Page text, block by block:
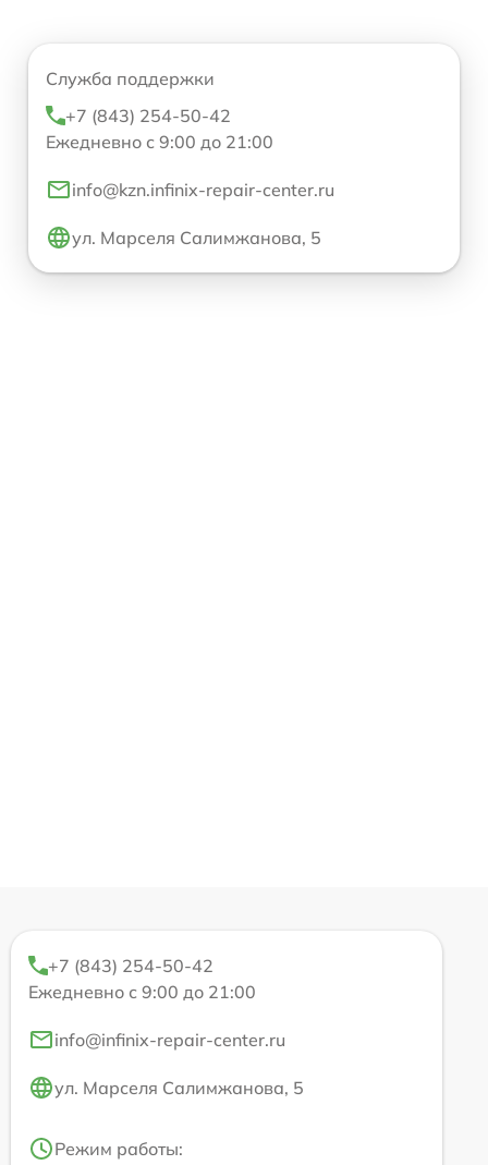
Служба поддержки
+7 (843) 254-50-42
Ежедневно с 9:00 до 21:00
info@kzn.infinix-repair-center.ru
ул. Марселя Салимжанова, 5
+7 (843) 254-50-42
Ежедневно с 9:00 до 21:00
info@infinix-repair-center.ru
ул. Марселя Салимжанова, 5
Режим работы: